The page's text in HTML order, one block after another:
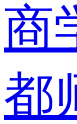
商
都